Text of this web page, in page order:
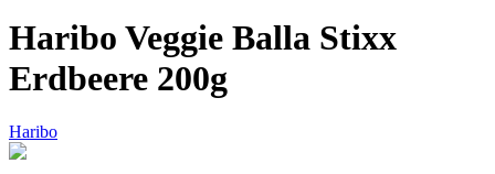
Haribo Veggie Balla Stixx
Erdbeere 200g
Haribo